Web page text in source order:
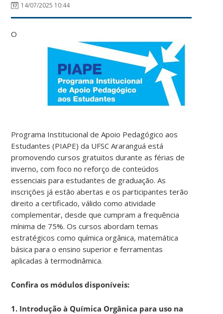
14/07/2025 10:44
O
Programa Institucional de Apoio Pedagógico aos
Estudantes (PIAPE) da UFSC Araranguá está
promovendo cursos gratuitos durante as férias de
inverno, com foco no reforço de conteúdos
essenciais para estudantes de graduação. As
inscrições já estão abertas e os participantes terão
direito a certificado, válido como atividade
complementar, desde que cumpram a frequência
mínima de 75%. Os cursos abordam temas
estratégicos como química orgânica, matemática
básica para o ensino superior e ferramentas
aplicadas à termodinâmica.
Confira os módulos disponíveis:
1. Introdução à Química Orgânica para uso na